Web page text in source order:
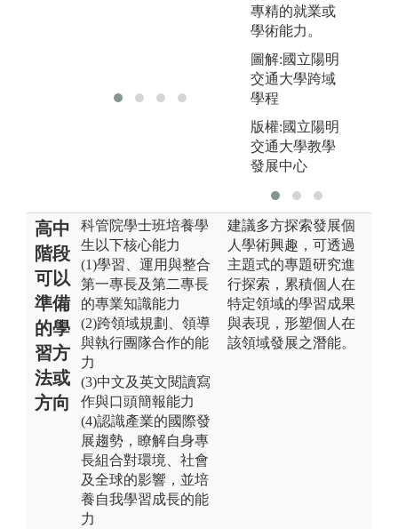
版權:清華大學
科管院學士班
專精的就業或
學術能力。
圖解:國立陽明
交通大學跨域
學程
版權:國立陽明
交通大學教學
發展中心
高中
階段
可以
準備
的學
習方
法或
方向
科管院學士班培養學
生以下核心能力
(1)學習、運用與整合
第一專長及第二專長
的專業知識能力
(2)跨領域規劃、領導
與執行團隊合作的能
力
(3)中文及英文閱讀寫
作與口頭簡報能力
(4)認識產業的國際發
展趨勢，瞭解自身專
長組合對環境、社會
及全球的影響，並培
養自我學習成長的能
力
建議多方探索發展個
人學術興趣，可透過
主題式的專題研究進
行探索，累積個人在
特定領域的學習成果
與表現，形塑個人在
該領域發展之潛能。